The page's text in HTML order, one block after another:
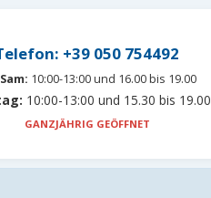
+39 050 754492
10:00-13:00 und 16.00 bis 19.00
10:00-13:00 und 15.30 bis 19.00
GANZJÄHRIG GEÖFFNET